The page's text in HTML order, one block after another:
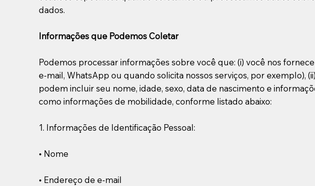
dados.
Informações que Podemos Coletar
Podemos processar informações sobre você que: (i) você nos
e-mail, WhatsApp ou quando solicita nossos serviços, por exemplo),
podem incluir seu nome, idade, sexo, data de nascimento e
como informações de mobilidade, conforme listado abaixo:
1. Informações de Identificação Pessoal:
• Nome
• Endereço de e-mail